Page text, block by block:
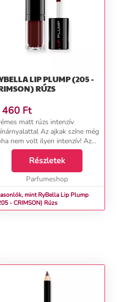
LIP PLUMP (205 -
CRIMSON) RÚZS
460 Ft
matt rúzs intenzív
Az ajkak színe még
nem volt ilyen intenzív! Az
RyBella márka olívaolajjal és
dúsított
innovatív
garantálj...
Részletek
Parfumeshop
mint RyBella Lip Plump
(205 - CRIMSON) Rúzs